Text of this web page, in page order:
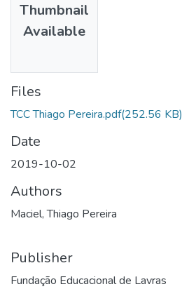
Thumbnail
Available
Files
TCC Thiago Pereira.pdf(252.56 KB)
Date
2019-10-02
Authors
Maciel, Thiago Pereira
Publisher
Fundação Educacional de Lavras